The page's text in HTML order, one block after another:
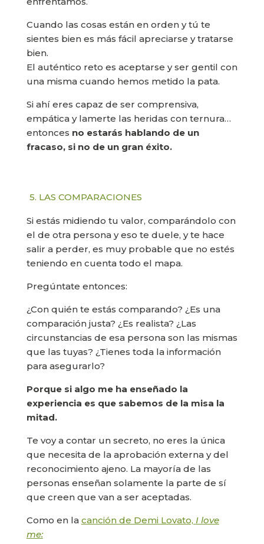
Cuando las cosas están en orden y tú te
sientes bien es más fácil apreciarse y tratarse
bien.
El auténtico reto es aceptarse y ser gentil con
una misma cuando hemos metido la pata.
Si ahí eres capaz de ser comprensiva,
empática y lamerte las heridas con ternura…
entonces no estarás hablando de un
fracaso, si no de un gran éxito.
5. LAS COMPARACIONES
Si estás midiendo tu valor, comparándolo con
el de otra persona y eso te duele, y te hace
salir a perder, es muy probable que no estés
teniendo en cuenta todo el mapa.
Pregúntate entonces:
¿Con quién te estás comparando? ¿Es una
comparación justa? ¿Es realista? ¿Las
circunstancias de esa persona son las mismas
que las tuyas? ¿Tienes toda la información
para asegurarlo?
Porque si algo me ha enseñado la
experiencia es que sabemos de la misa la
mitad.
Te voy a contar un secreto, no eres la única
que necesita de la aprobación externa y del
reconocimiento ajeno. La mayoría de las
personas enseñan solamente la parte de sí
que creen que van a ser aceptadas.
Como en la canción de Demi Lovato, I love
me: